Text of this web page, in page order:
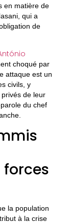
en matière de
qui a
de
choqué par
attaque est un
civils, y
de leur
du chef
la population
à la crise